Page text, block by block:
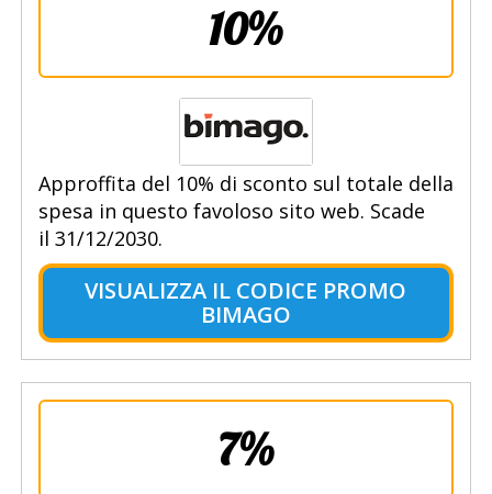
10%
Approffita del 10% di sconto sul totale della
spesa in questo favoloso sito web. Scade
il 31/12/2030.
VISUALIZZA IL CODICE PROMO
BIMAGO
7%